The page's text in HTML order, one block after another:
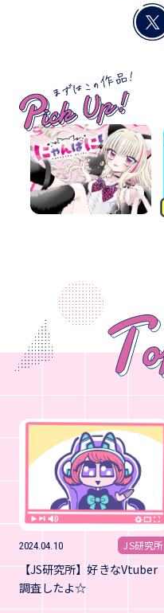
2024.04.10 JS研究所
【JS研究所】好きなVtuber
調査したよ☆